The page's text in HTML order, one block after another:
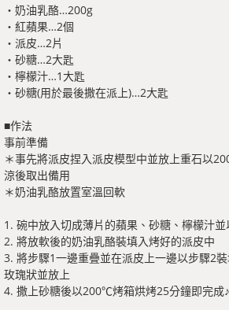
・奶油乳酪…200g
・紅蘋果…2個
・派皮…2片
・砂糖…2大匙
・檸檬汁…1大匙
・砂糖(用於最後撒在派上)…2大匙
■作法
事前準備
＊事先將派皮捏入派皮模型中並放上重石以
涼後取出備用
＊奶油乳酪放置室溫回軟
1. 碗中放入切成薄片的蘋果、砂糖、檸檬汁
2. 將放軟後的奶油乳酪裝填入烤好的派皮中
3. 將步驟1一邊重疊並在派皮上一邊以步驟2
玫瑰狀並放上
4. 撒上砂糖後以200℃烤箱烘烤25分鐘即完成